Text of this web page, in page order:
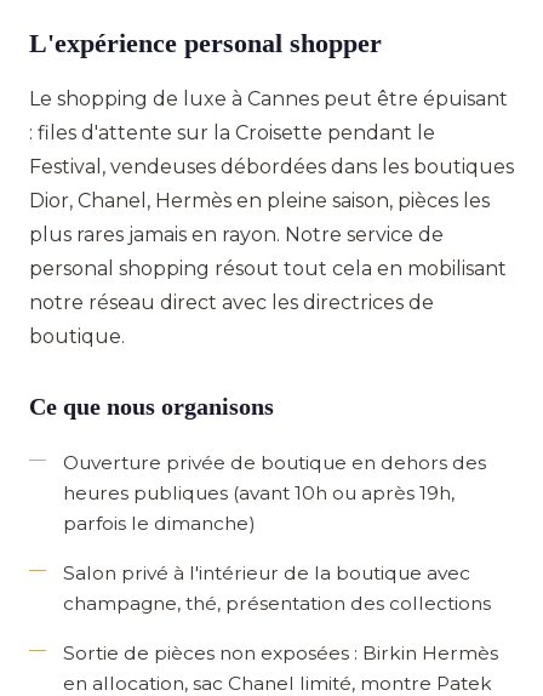
L'expérience personal shopper
Le shopping de luxe à Cannes peut être épuisant
: files d'attente sur la Croisette pendant le
Festival, vendeuses débordées dans les boutiques
Dior, Chanel, Hermès en pleine saison, pièces les
plus rares jamais en rayon. Notre service de
personal shopping résout tout cela en mobilisant
notre réseau direct avec les directrices de
boutique.
Ce que nous organisons
Ouverture privée de boutique en dehors des
heures publiques (avant 10h ou après 19h,
parfois le dimanche)
Salon privé à l'intérieur de la boutique avec
champagne, thé, présentation des collections
Sortie de pièces non exposées : Birkin Hermès
en allocation, sac Chanel limité, montre Patek